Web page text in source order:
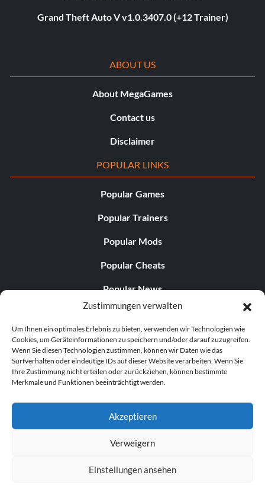
Zustimmungen verwalten
Um Ihnen ein optimales Erlebnis zu bieten, verwenden wir Technologien wie
Cookies, um Geräteinformationen zu speichern und/oder darauf zuzugreifen.
Wenn Sie diesen Technologien zustimmen, können wir Daten wie das
Surfverhalten oder eindeutige IDs auf dieser Website verarbeiten. Wenn Sie
Ihre Zustimmung nicht erteilen oder zurückziehen, können bestimmte
Merkmale und Funktionen beeinträchtigt werden.
Akzeptieren
Verweigern
Einstellungen ansehen
Grand Theft Auto V v1.0.3407.0 (+12 Trainer)
ABOUT US
About MegaGames
Contact us
Disclaimer
POPULAR LINKS
Popular Games
Popular Trainers
Popular Mods
Popular Cheats
Popular News
Popular Editorials
Popular Free Games
LATEST UPDATES
© 1998–2026 MegaGames.com All rights reserved